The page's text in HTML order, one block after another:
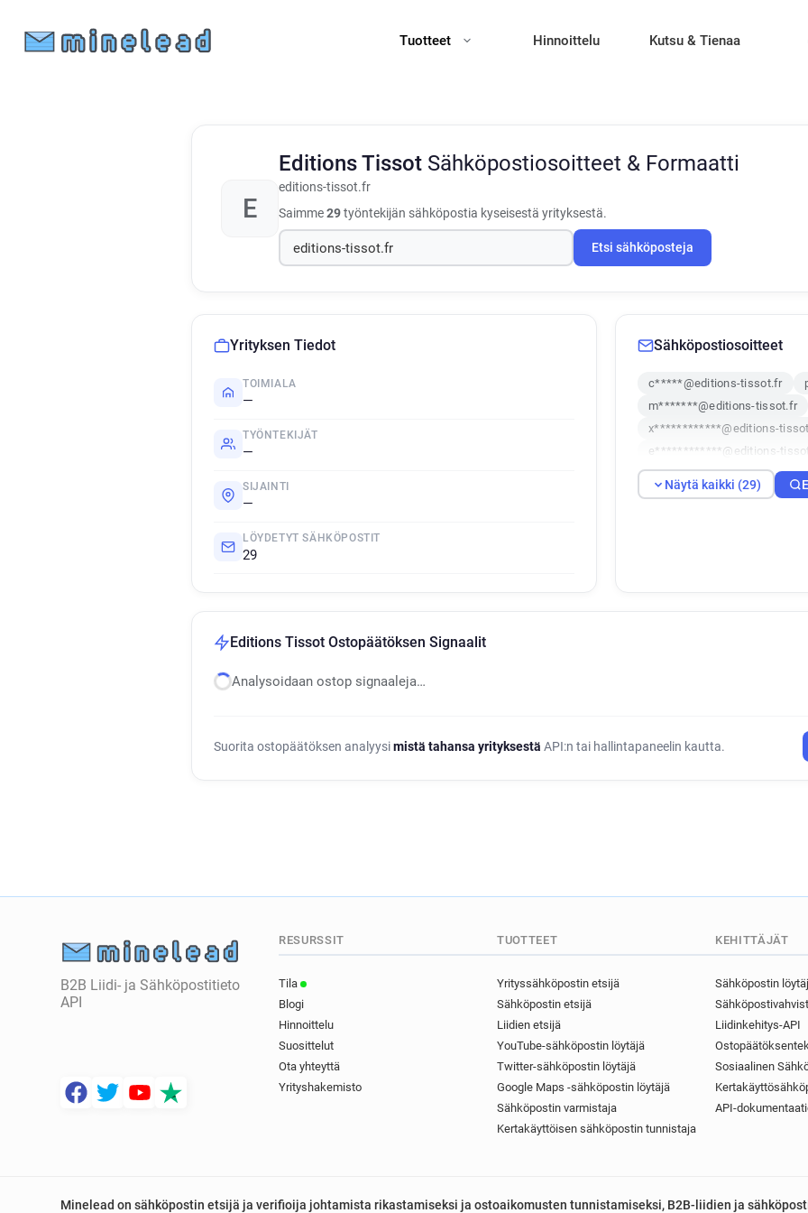
Tuotteet Hinnoittelu Kutsu & Tienaa
E
Editions Tissot Sähköpostiosoitteet & Formaatti
editions-tissot.fr
Saimme29työntekijän sähköpostia kyseisestä yrityksestä.
Etsi sähköposteja
Yrityksen Tiedot
TOIMIALA
—
TYÖNTEKIJÄT
—
SIJAINTI
—
LÖYDETYT SÄHKÖPOSTIT
29
Sähköpostiosoitteet
c*****@editions-tissot.fr
m*******@editions-tissot.fr
x************@editions-
e************@editions-
q*********@editions-tissot.fr
t********@editions-tissot.fr
w**********@editions-tissot.fr
Näytä kaikki (29)
Editions Tissot Ostopäätöksen Signaalit
Analysoidaan ostop signaaleja…
Suorita ostopäätöksen analyysimistä tahansa yrityksestä API:n tai hallintapaneelin kautta.
B2B Liidi- ja Sähköpostitieto
API
RESURSSIT
Tila
Blogi
Hinnoittelu
Suosittelut
Ota yhteyttä
Yrityshakemisto
TUOTTEET
Yrityssähköpostin etsijä
Sähköpostin etsijä
Liidien etsijä
YouTube-sähköpostin löytäjä
Twitter-sähköpostin löytäjä
Google Maps -sähköpostin löytäjä
Sähköpostin varmistaja
Kertakäyttöisen sähköpostin tunnistaja
KEHITTÄJÄT
Sähköpostin
Liidinkehitys-API
Sosiaalinen
API-
Minelead on sähköpostin etsijä ja verifioija johtamista rikastamiseksi ja ostoaikomusten tunnistamiseksi, B2B-liidien ja